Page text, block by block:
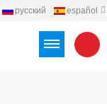
русский
español